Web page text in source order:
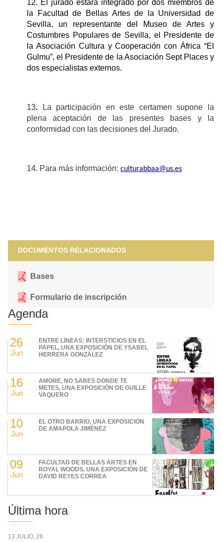
12. El jurado estará integrado por dos miembros de
la Facultad de Bellas Artes de la Universidad de
Sevilla, un representante del Museo de Artes y
Costumbres Populares de Sevilla, el Presidente de
la Asociación Cultura y Cooperación con África “El
Gulmu”, el Presidente de la Asociación Sept Places y
dos especialistas externos.
13.
La participación en este certamen supone la
plena aceptación de las presentes bases y la
conformidad con las decisiones del Jurado.
14. Para más información: culturabbaa@us.es
DOCUMENTOS RELACIONADOS
Bases
Formulario de inscripción
Agenda
26
Jun
ENTRE LÍNEAS: INTERSTICIOS EN EL
PAPEL, UNA EXPOSICIÓN DE YSABEL
HERRERA GONZÁLEZ
16
Jun
AMORE, NO SABES DÓNDE TE
METES, UNA EXPOSICIÓN DE GUILLE
VAQUERO
10
Jun
EL OTRO BARRIO, UNA EXPOSICIÓN
DE AMAPOLA JIMÉNEZ
09
Jun
FACULTAD DE BELLAS ARTES EN
ROYAL WOODS, UNA EXPOSICIÓN DE
DAVID REYES CORREA
Última hora
13 JULIO, 26